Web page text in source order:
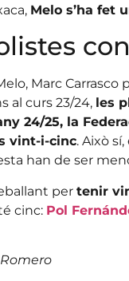
Melo s’ha fet
Marc
al curs 23/24, les
24/25, la
vint-i-cinc. Això
han de ser
per tenir
cinc: Pol
Romero